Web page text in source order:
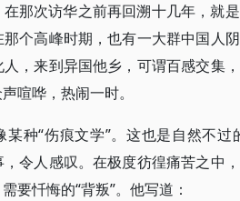
那次访华之前再回溯十几年，就
个高峰时期，也有一大群中国人
，来到异国他乡，可谓百感交集
喧哗，热闹一时。
某种“伤痕文学”。这也是自然不
令人感叹。在极度彷徨痛苦之中
要忏悔的“背叛”。他写道：